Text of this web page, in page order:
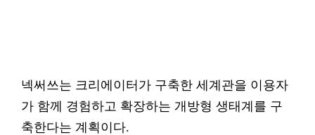
넥써쓰는 크리에이터가 구축한 세계관을 이용자
가 함께 경험하고 확장하는 개방형 생태계를 구
축한다는 계획이다.